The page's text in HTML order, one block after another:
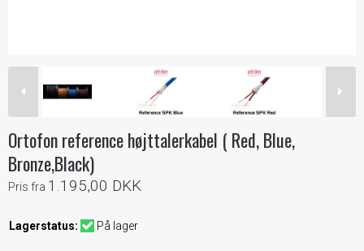
Ortofon reference højttalerkabel ( Red, Blue,
Bronze,Black)
Pris fra 1.195,00 DKK
Lagerstatus: På lager